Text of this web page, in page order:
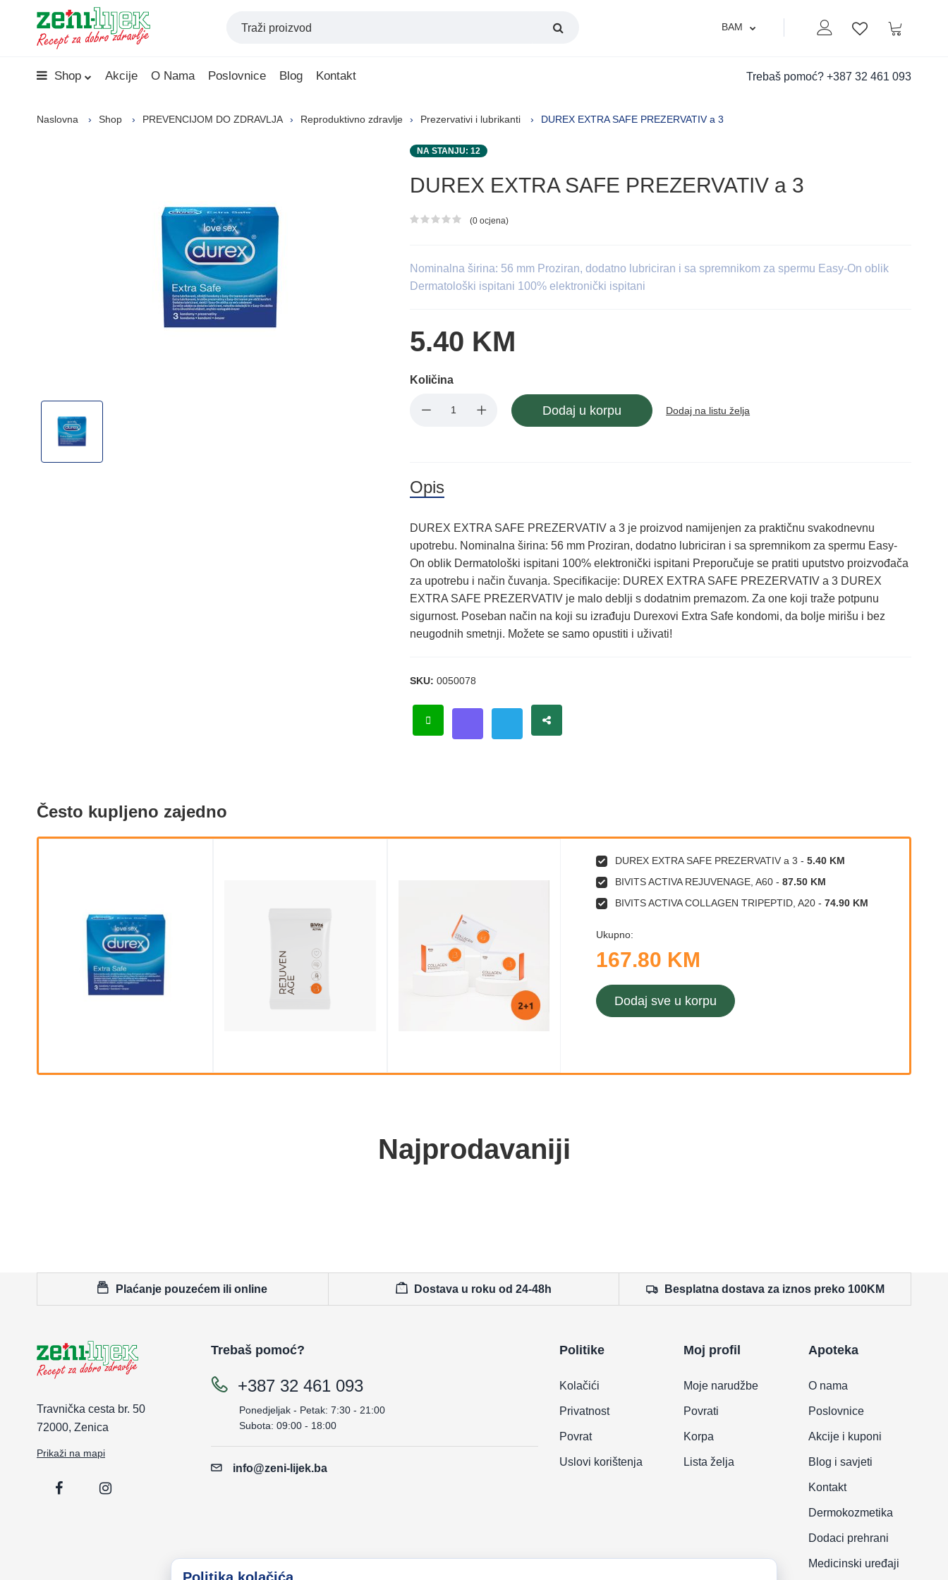
Moj nalogLista zelja
Korpa
BAM
Shop Akcije O Nama Poslovnice Blog Kontakt Trebaš pomoć? +387 32 461 093
Naslovna Shop PREVENCIJOM DO ZDRAVLJA Reproduktivno zdravlje Prezervativi i lubrikanti DUREX EXTRA SAFE PREZERVATIV a 3
NA STANJU: 12
DUREX EXTRA SAFE PREZERVATIV a 3
Ocjena proizvoda
(0 ocjena)
Nominalna širina: 56 mm Proziran, dodatno lubriciran i sa spremnikom za spermu Easy-On oblik
Dermatološki ispitani 100% elektronički ispitani
5.40 KM
Količina
Dodaj u korpu Dodaj na listu želja
Opis
DUREX EXTRA SAFE PREZERVATIV a 3 je proizvod namijenjen za praktičnu svakodnevnu
upotrebu. Nominalna širina: 56 mm Proziran, dodatno lubriciran i sa spremnikom za spermu Easy-
On oblik Dermatološki ispitani 100% elektronički ispitani Preporučuje se pratiti uputstvo proizvođača
za upotrebu i način čuvanja. Specifikacije: DUREX EXTRA SAFE PREZERVATIV a 3 DUREX
EXTRA SAFE PREZERVATIV je malo deblji s dodatnim premazom. Za one koji traže potpunu
sigurnost. Poseban način na koji su izrađuju Durexovi Extra Safe kondomi, da bolje mirišu i bez
neugodnih smetnji. Možete se samo opustiti i uživati!
SKU:0050078
Često kupljeno zajedno
DUREX EXTRA SAFE PREZERVATIV a 3 -5.40 KM
BIVITS ACTIVA REJUVENAGE, A60 -87.50 KM
BIVITS ACTIVA COLLAGEN TRIPEPTID, A20 -74.90 KM
Ukupno:
167.80 KM
Dodaj sve u korpu
Najprodavaniji
Plaćanje pouzećem ili online Dostava u roku od 24-48h Besplatna dostava za iznos preko 100KM
Travnička cesta br. 50
72000, Zenica
Prikaži na mapi
Trebaš pomoć?
+387 32 461 093
Ponedjeljak - Petak: 7:30 - 21:00
Subota: 09:00 - 18:00
info@zeni-lijek.ba
Politike
Kolačići
Privatnost
Povrat
Uslovi korištenja
Moj profil
Moje narudžbe
Povrati
Korpa
Lista želja
Apoteka
O nama
Poslovnice
Akcije i kuponi
Blog i savjeti
Kontakt
Dermokozmetika
Dodaci prehrani
Medicinski uređaji